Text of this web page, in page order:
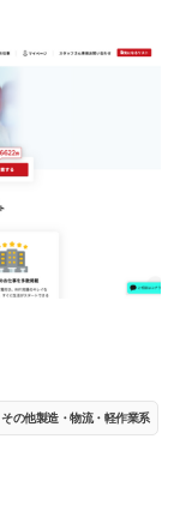
その他製造・物流・軽作業系